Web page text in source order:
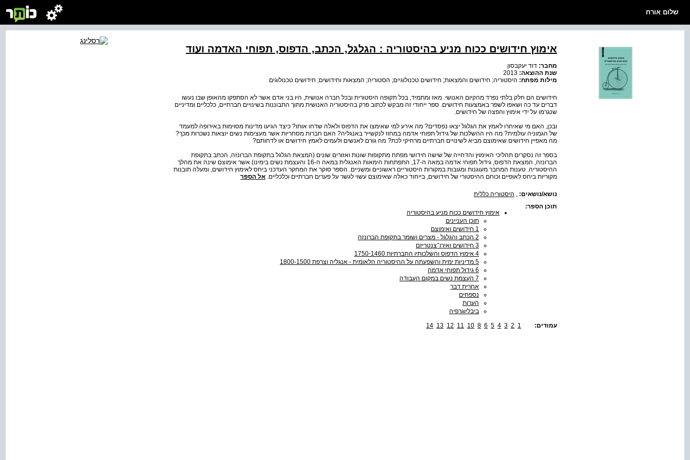
שלום אורח
אימוץ חידושים ככוח מניע בהיסטוריה : הגלגל, הכתב, הדפוס, תפוחי האדמה ועוד
מחבר: דוד יעקבסון
שנת ההוצאה:
מילות מפתח: היסטוריה; חידושים והמצאות; חידושים טכנולוגיים; הסטוריה; המצאות וחידושים; חידושים טכנולוגים
חידושים הם חלק בלתי נפרד מהקיום האנושי. מאז ומתמיד, בכל תקופה היסטורית ובכל חברה אנושית, היו בני אדם אשר לא הסתפקו מהאופן שבו נעשו
דברים עד כה ושאפו לשפר באמצעות חידושים. ספר ייחודי זה מבקש לכתוב פרק בהיסטוריה האנושית מתוך התבוננות בשינויים חברתיים, כלכליים ומדיניים
שנגרמו על ידי אימוץ והפצה של חידושים.
ובכן, האם מי שאיחרו לאמץ את הגלגל יצאו נפסדים? מה אירע למי שאימצו את הדפוס ולאלה שדחו אותו? כיצד הגיעו מדינות מסוימות באירופה למעמד
של הגמוניה עולמית? מה היו ההשלכות של גידול תפוחי אדמה במחוז לנקשייר באנגליה? האם חברות מסחריות אשר מעצימות נשים יוצאות נשכרות מכך?
מה מאפיין חידושים שאימוצם מביא לשינויים חברתיים מרחיקי לכת? מה גורם לאנשים ולעמים לאמץ חידושים או לדחותם?
בספר זה נסקרים תהליכי האימוץ והדחייה של שישה חידושי מפתח מתקופות שונות ואזורים שונים (המצאת הגלגל בתקופת הברונזה, הכתב בתקופת
הברונזה, המצאת הדפוס, גידול תפוחי אדמה במאה ה-17, התפתחות הימאות האנגלית במאה ה-16 והעצמת נשים בימינו) אשר אימוצם שינה את מהלך
ההיסטוריה. טענות המחבר מעוגנות ומגובות במקורות היסטוריים ראשוניים ומשניים. הספר סוקר את המחקר העדכני ביחס לאימוץ חידושים, ומעלה תובנות
מקוריות ביחס לאופיים וכוחם ההיסטורי של חידושים, בייחוד כאלה שאימוצם עשוי לגשר על פערים חברתיים וכלכליים. אל הספר
נושא/נושאים:
היסטוריה כללית
תוכן הספר:
אימוץ חידושים ככוח מניע בהיסטוריה
תוכן העניינים
1 חידושים ואימוצם
2 הכתב והגלגל - מצרים ושוּמר בתקופת הברונזה
3 חידושים ואירו־צנטריזם
4 אימוץ הדפוס והשלכותיו החברתיות 1750-1460
5 מדיניות ימית והשפעתה על ההיסטוריה הלאומית - אנגליה וצרפת 1800-1500
6 גידול תפוחי אדמה
7 העצמת נשים במקום העבודה
אחרית דבר
נספחים
הערות
ביבליוגרפיה
עמודים: 1
2
3
4
5
6
8
10
11
12
13
14